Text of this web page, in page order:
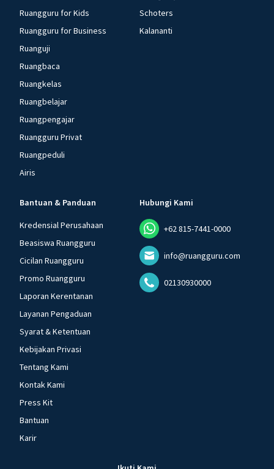
Ruangguru for Kids
Ruangguru for Business
Ruanguji
Ruangbaca
Ruangkelas
Ruangbelajar
Ruangpengajar
Ruangguru Privat
Ruangpeduli
Airis
Schoters
Kalananti
Bantuan & Panduan
Kredensial Perusahaan
Beasiswa Ruangguru
Cicilan Ruangguru
Promo Ruangguru
Laporan Kerentanan
Layanan Pengaduan
Syarat & Ketentuan
Kebijakan Privasi
Tentang Kami
Kontak Kami
Press Kit
Bantuan
Karir
Hubungi Kami
+62 815-7441-0000
info@ruangguru.com
02130930000